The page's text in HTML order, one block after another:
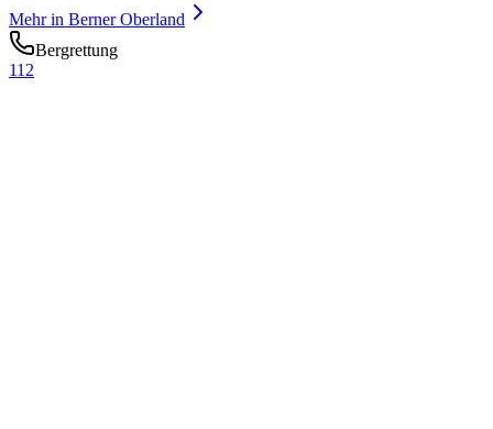
Mehr in Berner Oberland
Bergrettung
112